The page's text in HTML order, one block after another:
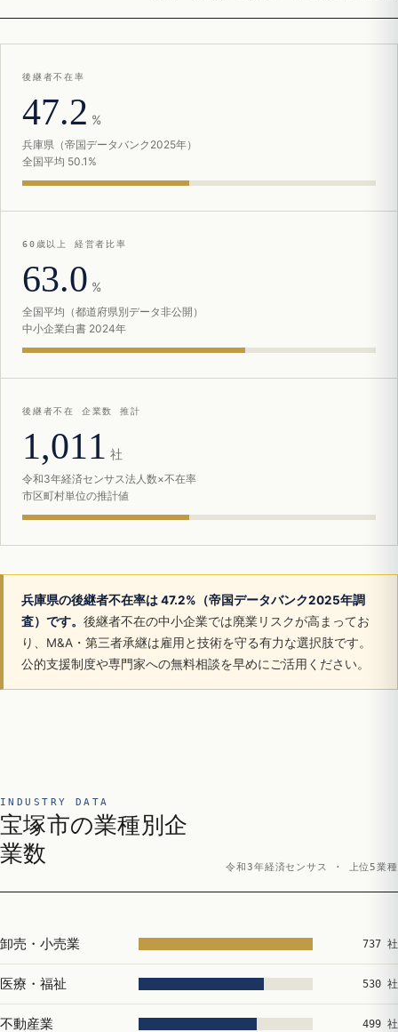
後継者不在率
47.2 %
兵庫県（帝国データバンク2025年）
全国平均 50.1%
60歳以上 経営者比率
63.0 %
全国平均（都道府県別データ非公開）
中小企業白書 2024年
後継者不在 企業数 推計
1,011 社
令和3年経済センサス法人数×不在率
市区町村単位の推計値
兵庫県の後継者不在率は 47.2%（帝国データバンク2025年調
査）です。 後継者不在の中小企業では廃業リスクが高まってお
り、M&A・第三者承継は雇用と技術を守る有力な選択肢です。
公的支援制度や専門家への無料相談を早めにご活用ください。
INDUSTRY DATA
宝塚市の業種別企
業数
令和3年経済センサス · 上位5業種
卸売・小売業 737 社
医療・福祉 530 社
不動産業 499 社